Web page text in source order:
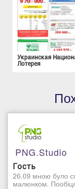
Украинская
Лотерея
PNG.studio
Гость
26.09 мною було
малюнком.